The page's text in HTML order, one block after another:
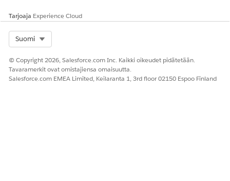
tästä kolmannen osapuolen liittimestä on kohdassa
HashiCorp Terraform -liitin
RATKAISIKO TÄMÄ ARTIKKELI ONGELMASI?
Anna palautetta, jotta voimme kehittyä!
Tarjoaja Experience Cloud
Suomi
© Copyright 2026, Salesforce.com Inc. Kaikki oikeudet pidätetään.
Tavaramerkit ovat omistajiensa omaisuutta.
Salesforce.com EMEA Limited, Keilaranta 1, 3rd floor 02150 Espoo Finland